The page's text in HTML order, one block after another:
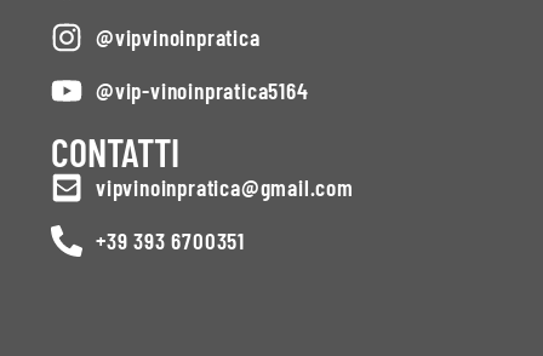
@vipvinoinpratica
@vip-vinoinpratica5164
CONTATTI
vipvinoinpratica@gmail.com
+39 393 6700351